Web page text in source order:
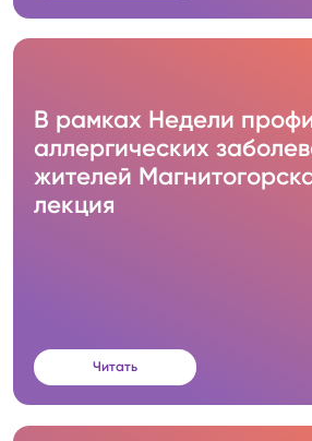
В рамках Недели
аллергических
жителей
лекция
Читать